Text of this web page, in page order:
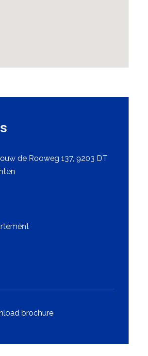
de Rooweg 137, 9203 DT
brochure